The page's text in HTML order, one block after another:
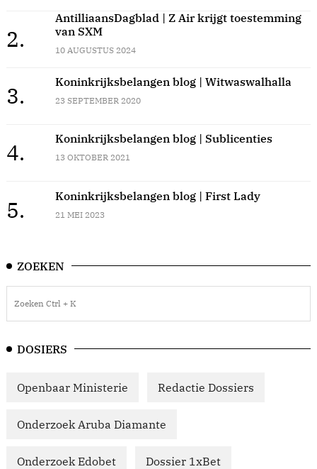
2.
AntilliaansDagblad | Z Air krijgt toestemming
van SXM
10 AUGUSTUS 2024
3.
Koninkrijksbelangen blog | Witwaswalhalla
23 SEPTEMBER 2020
4.
Koninkrijksbelangen blog | Sublicenties
13 OKTOBER 2021
5.
Koninkrijksbelangen blog | First Lady
21 MEI 2023
ZOEKEN
DOSIERS
Openbaar Ministerie Redactie Dossiers
Onderzoek Aruba Diamante
Onderzoek Edobet Dossier 1xBet